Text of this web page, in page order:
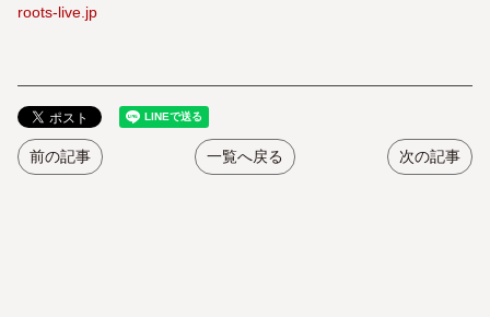
roots-live.jp
前の記事 一覧へ戻る 次の記事